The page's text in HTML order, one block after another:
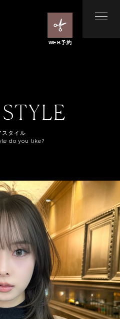
WEB予約
スタイル
do you like?